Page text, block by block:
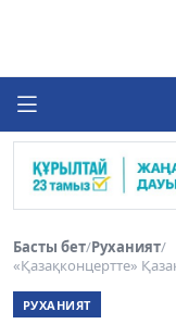
Басты бет/Руханият/
«Қазақконцертте»
РУХАНИЯТ